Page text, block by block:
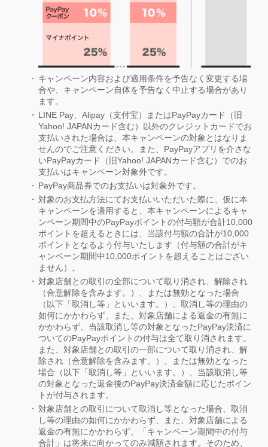
キャンペーン内容および適用条件を予告なく変更する場
合や、キャンペーン自体を予告なく中止する場合があり
ます。
LINE Pay、Alipay（支付宝）またはPayPayカード（旧
Yahoo! JAPANカード含む）以外のクレジットカードでお
支払いされた場合は、本キャンペーンの対象とはなりま
せんのでご注意ください。また、PayPayアプリを介さな
いPayPayカード（旧Yahoo! JAPANカード含む）でのお
支払いはキャンペーン対象外です。
PayPay商品券でのお支払いは対象外です。
対象のお支払方法にてお支払いいただいた際に、仮に本
キャンペーンを適用すると、本キャンペーンによるキャ
ンペーン期間中のPayPayポイントの付与額が合計10,000
ポイントを超えるときには、当該付与額の合計が10,000
ポイントとなるよう付与いたします（付与額の合計がキ
ャンペーン期間中10,000ポイントを超えることはござい
ません）。
対象店舗との取引の全部について取り消され、解除され
（合意解除を含みます。）、または無効となった場合
（以下「取消し等」といいます。）、取消し等の理由の
如何にかかわらず、また、対象店舗による返金の有無に
かかわらず、当該取消し等の対象となったPayPay決済に
ついてのPayPayポイントの付与は全て取り消されます。
また、対象店舗との取引の一部について取り消され、解
除され（合意解除を含みます。）、または無効となった
場合（以下「取消し等」といいます。）、当該取消し等
の対象となった返金後のPayPay決済金額に応じたポイン
トが付与されます。
対象店舗との取引について取消し等となった場合、取消
し等の理由の如何にかかわらず、また、対象店舗による
返金の有無にかかわらず、「キャンペーン期間中の付与
合計」は将来に向かってのみ減額されます。そのため、